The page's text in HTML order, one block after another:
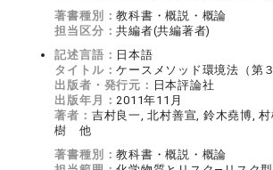
著書種別：教科書・概説・概論
担当区分：共編者(共編著者)
記述言語： 日本語
タイトル：ケースメソッド環境法（第３
出版者・発行元： 日本評論社
出版年月：2011年11月
著者： 吉村良一, 北村善宣, 鈴木堯博,
樹 他
著書種別：教科書・概説・概論